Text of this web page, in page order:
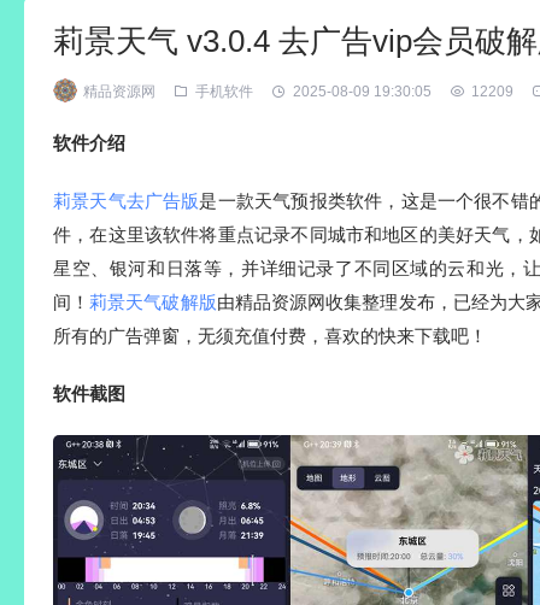
莉景天气 v3.0.4 去广告vip会员破
精品资源网 手机软件 2025-08-09 19:30:05 12209
软件介绍
莉景天气去广告版是一款天气预报类软件，这是一个很不错
件，在这里该软件将重点记录不同城市和地区的美好天气，
星空、银河和日落等，并详细记录了不同区域的云和光，
间！ 莉景天气破解版由精品资源网收集整理发布，已经为大
所有的广告弹窗，无须充值付费，喜欢的快来下载吧！
软件截图